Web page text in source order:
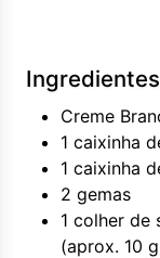
Ingredientes
Creme
1 caixinha
1 caixinha
2 gemas
1 colher de
(aprox. 10